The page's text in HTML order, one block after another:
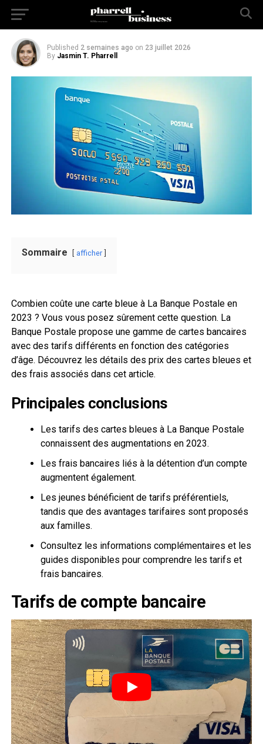
2023
Published 2 semaines ago on 23 juillet 2026
By Jasmin T. Pharrell
Sommaire afficher
Combien coûte une carte bleue à La Banque Postale en
2023 ? Vous vous posez sûrement cette question. La
Banque Postale propose une gamme de cartes bancaires
avec des tarifs différents en fonction des catégories
d’âge. Découvrez les détails des prix des cartes bleues et
des frais associés dans cet article.
Principales conclusions
Les tarifs des cartes bleues à La Banque Postale
connaissent des augmentations en 2023.
Les frais bancaires liés à la détention d’un compte
augmentent également.
Les jeunes bénéficient de tarifs préférentiels,
tandis que des avantages tarifaires sont proposés
aux familles.
Consultez les informations complémentaires et les
guides disponibles pour comprendre les tarifs et
frais bancaires.
Tarifs de compte bancaire